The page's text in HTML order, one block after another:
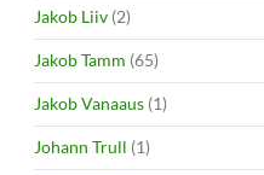
Jakob Liiv (2)
Jakob Tamm (65)
Jakob Vanaaus (1)
Johann Trull (1)